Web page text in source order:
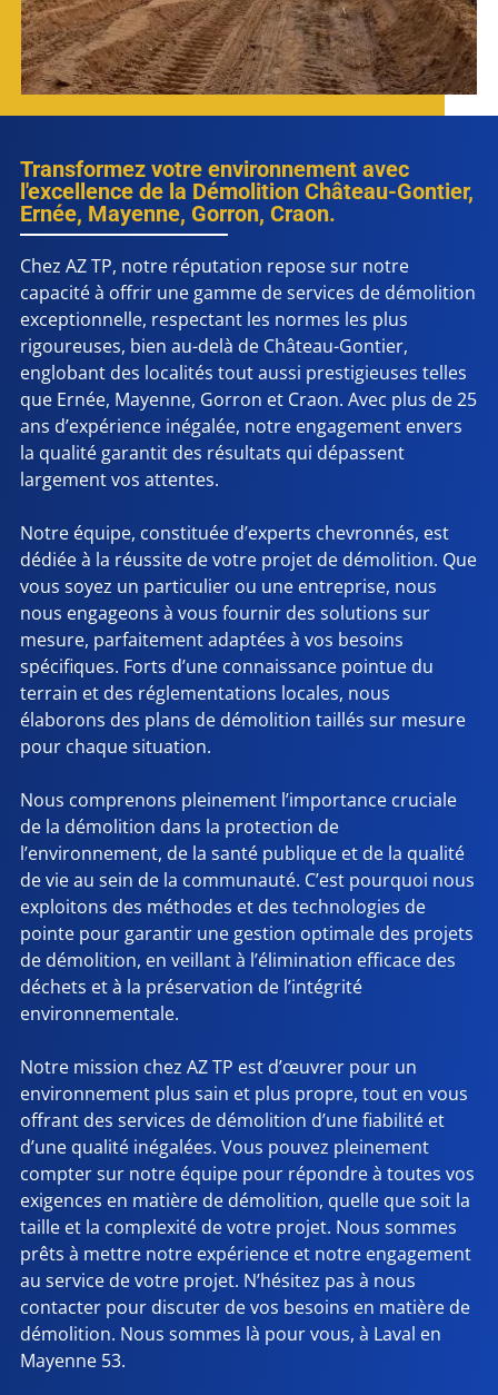
Transformez votre environnement avec
l'excellence de la Démolition Château-Gontier,
Ernée, Mayenne, Gorron, Craon.
Chez AZ TP, notre réputation repose sur notre
capacité à offrir une gamme de services de démolition
exceptionnelle, respectant les normes les plus
rigoureuses, bien au-delà de Château-Gontier,
englobant des localités tout aussi prestigieuses telles
que Ernée, Mayenne, Gorron et Craon. Avec plus de 25
ans d’expérience inégalée, notre engagement envers
la qualité garantit des résultats qui dépassent
largement vos attentes.
Notre équipe, constituée d’experts chevronnés, est
dédiée à la réussite de votre projet de démolition. Que
vous soyez un particulier ou une entreprise, nous
nous engageons à vous fournir des solutions sur
mesure, parfaitement adaptées à vos besoins
spécifiques. Forts d’une connaissance pointue du
terrain et des réglementations locales, nous
élaborons des plans de démolition taillés sur mesure
pour chaque situation.
Nous comprenons pleinement l’importance cruciale
de la démolition dans la protection de
l’environnement, de la santé publique et de la qualité
de vie au sein de la communauté. C’est pourquoi nous
exploitons des méthodes et des technologies de
pointe pour garantir une gestion optimale des projets
de démolition, en veillant à l’élimination efficace des
déchets et à la préservation de l’intégrité
environnementale.
Notre mission chez AZ TP est d’œuvrer pour un
environnement plus sain et plus propre, tout en vous
offrant des services de démolition d’une fiabilité et
d’une qualité inégalées. Vous pouvez pleinement
compter sur notre équipe pour répondre à toutes vos
exigences en matière de démolition, quelle que soit la
taille et la complexité de votre projet. Nous sommes
prêts à mettre notre expérience et notre engagement
au service de votre projet. N’hésitez pas à nous
contacter pour discuter de vos besoins en matière de
démolition. Nous sommes là pour vous, à Laval en
Mayenne 53.